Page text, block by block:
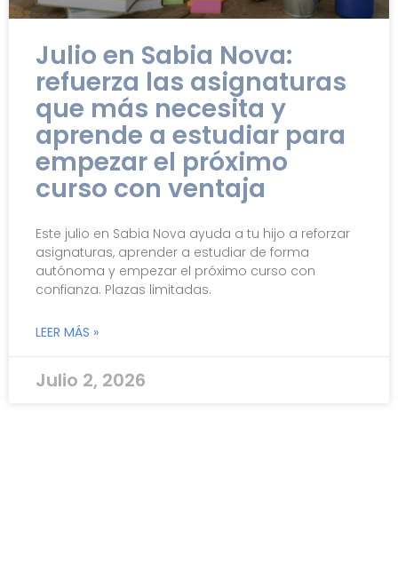
Julio en Sabia Nova:
refuerza las asignaturas
que más necesita y
aprende a estudiar para
empezar el próximo
curso con ventaja
Este julio en Sabia Nova ayuda a tu hijo a reforzar
asignaturas, aprender a estudiar de forma
autónoma y empezar el próximo curso con
confianza. Plazas limitadas.
LEER MÁS »
Julio 2, 2026